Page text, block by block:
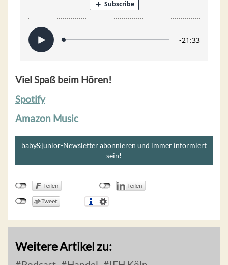
Viel Spaß beim Hören!
Spotify
Amazon Music
baby&junior-Newsletter abonnieren und immer informiert
sein!
Weitere Artikel zu: